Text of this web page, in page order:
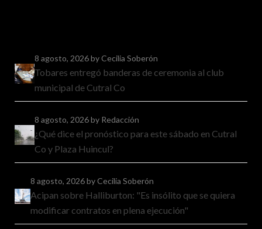
8 agosto, 2026by Cecilia Soberón
Tobares entregó banderas de ceremonia al club
municipal de Cutral Co
8 agosto, 2026by Redacción
¿Qué dice el pronóstico para este sábado en Cutral
Co y Plaza Huincul?
8 agosto, 2026by Cecilia Soberón
Acipan sobre Halliburton: "Es insólito que se quiera
modificar contratos en plena ejecución"